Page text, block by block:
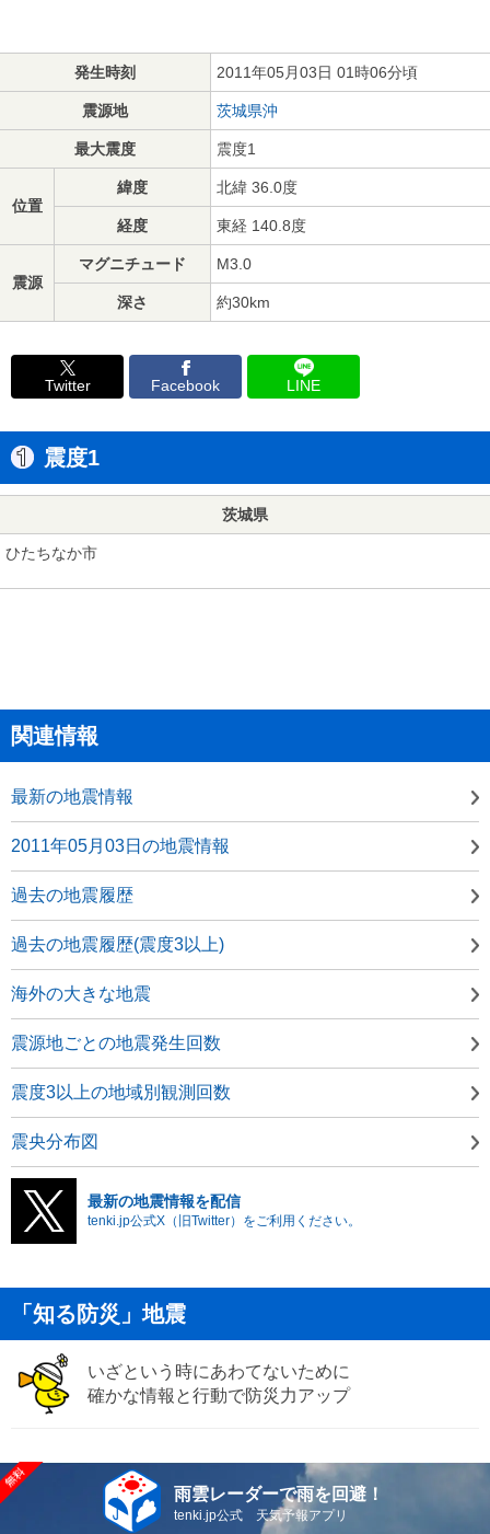
発生時刻 2011年05月03日 01時06分頃
震源地 茨城県沖
最大震度 震度1
位置
緯度 北緯 36.0度
経度 東経 140.8度
震源
マグニチュード M3.0
深さ 約30km
Twitter Facebook LINE
震度1
茨城県
ひたちなか市
関連情報
最新の地震情報
2011年05月03日の地震情報
過去の地震履歴
過去の地震履歴(震度3以上)
海外の大きな地震
震源地ごとの地震発生回数
震度3以上の地域別観測回数
震央分布図
最新の地震情報を配信
tenki.jp公式X（旧Twitter）をご利用ください。
「知る防災」地震
いざという時にあわてないために
確かな情報と行動で防災力アップ
雨雲レーダーで雨を回避！
tenki.jp公式 天気予報アプリ